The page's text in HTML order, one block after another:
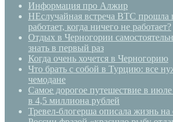
Информация про Алжир
НЕслучайная встреча BTC прошла
работает, когда ничего не работает?
Отдых в Черногории
знать в первый раз
Когда очень хочется в Черногорию
Что брать с собой в Турцию: все
чемодане
Самое дорогое путешествие в
в 4,5 миллиона рублей
Тревел-блогерша описала жизнь на